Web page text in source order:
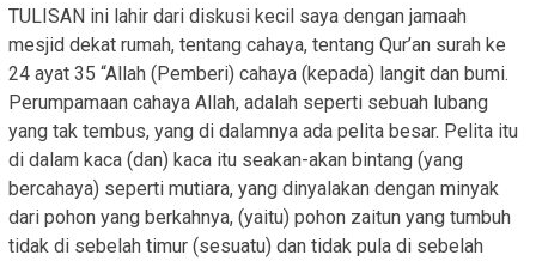
TULISAN ini lahir dari diskusi kecil saya dengan jamaah
mesjid dekat rumah, tentang cahaya, tentang Qur’an surah ke
24 ayat 35 “Allah (Pemberi) cahaya (kepada) langit dan bumi.
Perumpamaan cahaya Allah, adalah seperti sebuah lubang
yang tak tembus, yang di dalamnya ada pelita besar. Pelita itu
di dalam kaca (dan) kaca itu seakan-akan bintang (yang
bercahaya) seperti mutiara, yang dinyalakan dengan minyak
dari pohon yang berkahnya, (yaitu) pohon zaitun yang tumbuh
tidak di sebelah timur (sesuatu) dan tidak pula di sebelah